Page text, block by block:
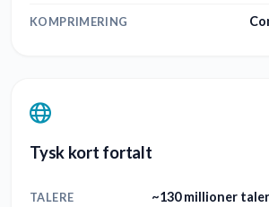
KOMPRIMERING
Tysk kort fortalt
TALERE ~130 millioner